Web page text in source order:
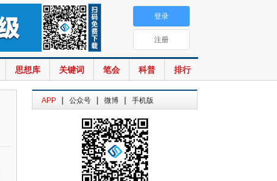
思想库 关键词 笔会 科普 排行
登录
注册
APP | 公众号 | 微博 | 手机版